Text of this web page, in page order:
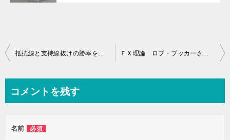
投
ビ
ー
抵抗線と支持線抜けの勝率を高める。 ＦＸ理論 ロブ・ブッカーさんの２つのライン手法は有効か？
コメントを残す
名前 必須